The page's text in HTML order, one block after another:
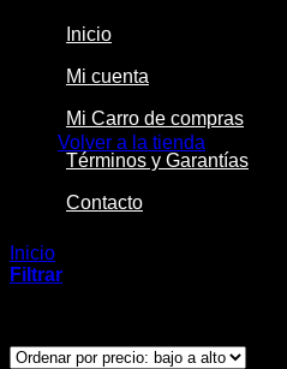
Volver a la tienda
Inicio
Mi cuenta
Mi Carro de compras
Términos y Garantías
Contacto
Inicio
Filtrar
precio: